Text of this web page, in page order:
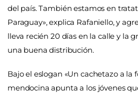
del país. También estamos en
Paraguay», explica Rafaniello, y
lleva recién 20 días en la calle y la
una buena distribución.
Bajo el eslogan «Un cachetazo a la
mendocina apunta a los jóvenes